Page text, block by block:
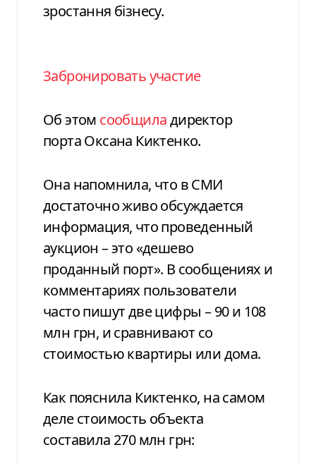
зростання бізнесу.
Забронировать участие
Об этом сообщиладиректор
порта Оксана Киктенко.
Она напомнила, что в СМИ
достаточно живо обсуждается
информация, что проведенный
аукцион – это «дешево
проданный порт». В сообщениях и
комментариях пользователи
часто пишут две цифры – 90 и 108
млн грн, и сравнивают со
стоимостью квартиры или дома.
Как пояснила Киктенко, на самом
деле стоимость объекта
составила 270 млн грн: